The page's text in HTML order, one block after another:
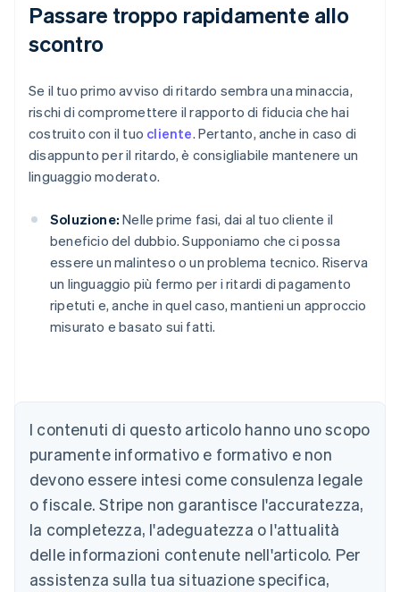
Passare troppo rapidamente allo
scontro
Se il tuo primo avviso di ritardo sembra una minaccia,
rischi di compromettere il rapporto di fiducia che hai
costruito con il tuo cliente. Pertanto, anche in caso di
disappunto per il ritardo, è consigliabile mantenere un
linguaggio moderato.
Soluzione: Nelle prime fasi, dai al tuo cliente il
beneficio del dubbio. Supponiamo che ci possa
essere un malinteso o un problema tecnico. Riserva
un linguaggio più fermo per i ritardi di pagamento
ripetuti e, anche in quel caso, mantieni un approccio
misurato e basato sui fatti.
I contenuti di questo articolo hanno uno scopo
puramente informativo e formativo e non
devono essere intesi come consulenza legale
o fiscale. Stripe non garantisce l'accuratezza,
la completezza, l'adeguatezza o l'attualità
delle informazioni contenute nell'articolo. Per
assistenza sulla tua situazione specifica,
English
Austria
Deutsch English
Belgio
NederlandsFrançaisDeutschEnglish
PortuguêsEnglish
Bulgaria
English
Canada
English Français